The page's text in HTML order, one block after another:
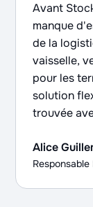
Avant
manque
de la
vaisselle,
pour les
solution
trouvée
Alice
Responsable